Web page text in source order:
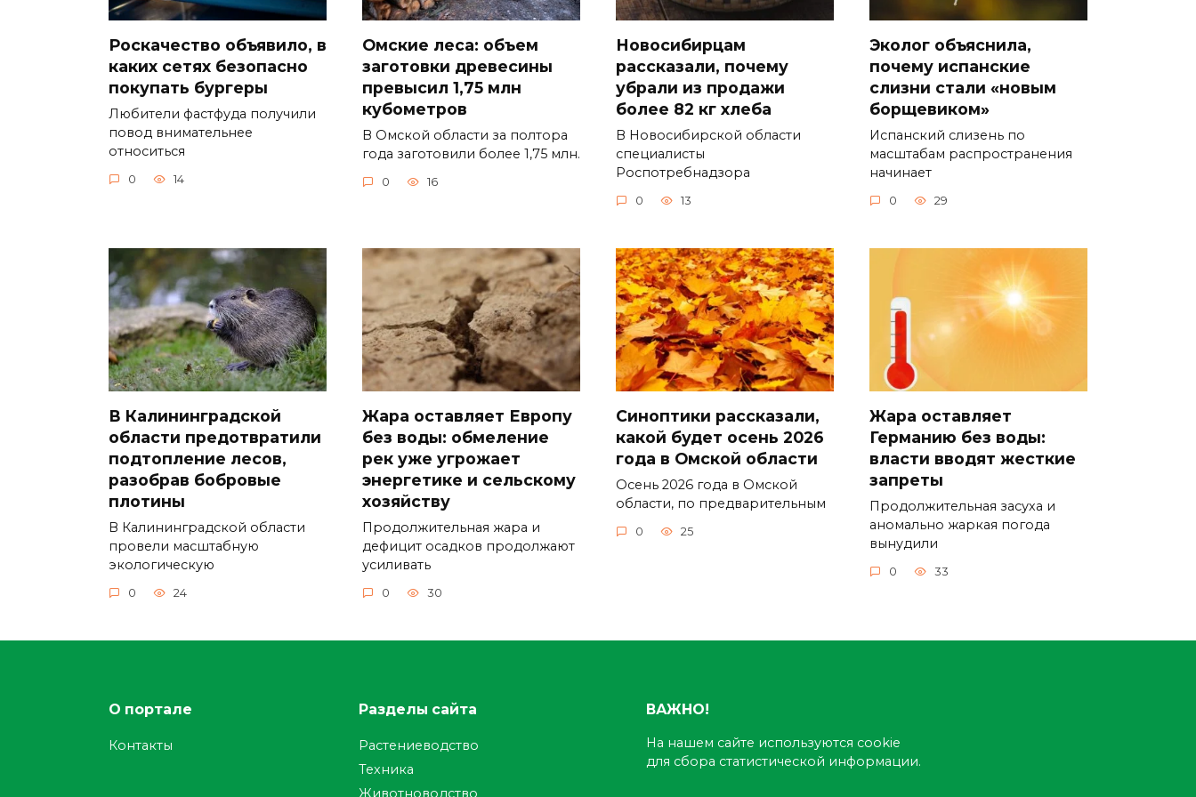
Роскачество объявило, в
каких сетях безопасно
покупать бургеры
Любители фастфуда получили
повод внимательнее
относиться
0 14
Омские леса: объем
заготовки древесины
превысил 1,75 млн
кубометров
В Омской области за полтора
года заготовили более 1,75 млн.
0 16
Новосибирцам
рассказали, почему
убрали из продажи
более 82 кг хлеба
В Новосибирской области
специалисты
Роспотребнадзора
0 13
Эколог объяснила,
почему испанские
слизни стали «новым
борщевиком»
Испанский слизень по
масштабам распространения
начинает
0 29
В Калининградской
области предотвратили
подтопление лесов,
разобрав бобровые
плотины
В Калининградской области
провели масштабную
экологическую
0 24
Жара оставляет Европу
без воды: обмеление
рек уже угрожает
энергетике и сельскому
хозяйству
Продолжительная жара и
дефицит осадков продолжают
усиливать
0 30
Синоптики рассказали,
какой будет осень 2026
года в Омской области
Осень 2026 года в Омской
области, по предварительным
0 25
Жара оставляет
Германию без воды:
власти вводят жесткие
запреты
Продолжительная засуха и
аномально жаркая погода
вынудили
0 33
О портале
Контакты
Разделы сайта
Растениеводство
Техника
Животноводство
ВАЖНО!
На нашем сайте используются cookie
для сбора статистической информации.